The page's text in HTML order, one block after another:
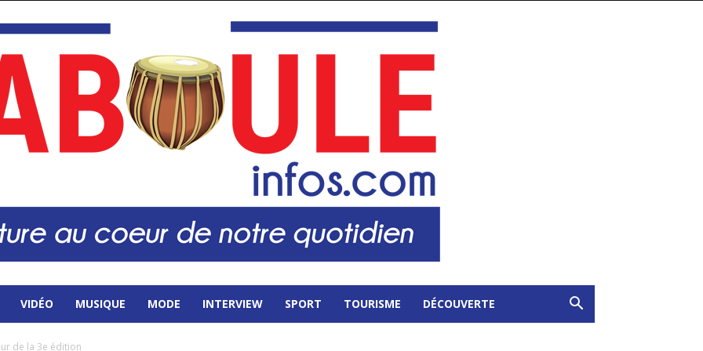
VIDÉO MUSIQUE MODE INTERVIEW SPORT TOURISME DÉCOUVERTE
de la 3e édition